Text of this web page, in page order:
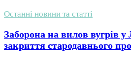
Останні новини та статті
Заборона на вилов вугрів
закриття стародавнього